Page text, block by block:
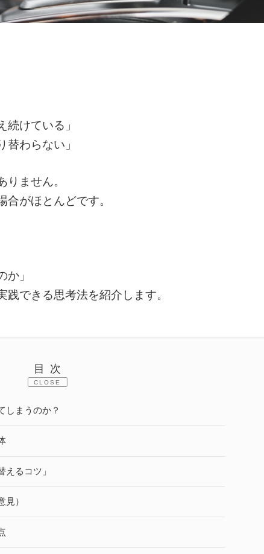
続けている」
替わらない」
ません。
合がほとんどです。
か」
できる思考法を紹介します。
目次
CLOSE
しまうのか？
るコツ」
）